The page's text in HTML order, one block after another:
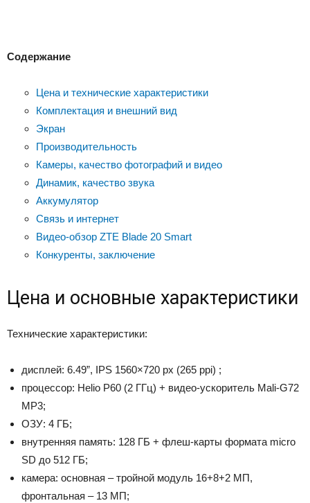
Содержание
Цена и технические характеристики
Комплектация и внешний вид
Экран
Производительность
Камеры, качество фотографий и видео
Динамик, качество звука
Аккумулятор
Связь и интернет
Видео-обзор ZTE Blade 20 Smart
Конкуренты, заключение
Цена и основные характеристики
Технические характеристики:
дисплей: 6.49”, IPS 1560×720 px (265 ppi) ;
процессор: Helio P60 (2 ГГц) + видео-ускоритель Mali-G72
MP3;
ОЗУ: 4 ГБ;
внутренняя память: 128 ГБ + флеш-карты формата micro
SD до 512 ГБ;
камера: основная – тройной модуль 16+8+2 МП,
фронтальная – 13 МП;